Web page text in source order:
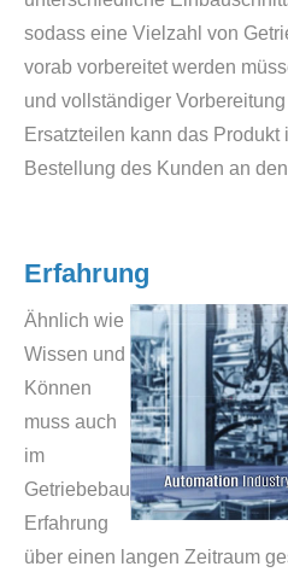
sodass eine Vielzahl von
vorab vorbereitet werden
und vollständiger
Ersatzteilen kann das
Bestellung des Kunden an
Erfahrung
Ähnlich wie
Wissen und
Können
muss auch
im
Getriebebau
Erfahrung
über einen langen Zeitraum